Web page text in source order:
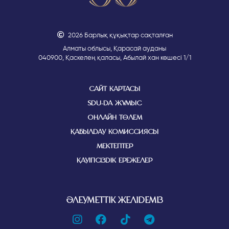
http://infomatrix.asia/
Білім-инновациялық лицейі”
– “Қостанай Білім-инновациялық
лицейін” бітірген SDU студенттері.
– Ай сайынғы стипендия мөлшері 20
– Шәкіртақы конкурсы студенттер
арасында өткізіледі.
2026 Барлық құқықтар сақталған
Алматы облысы, Қарасай ауданы
040900, Қаскелең қаласы, Абылай хан көшесі 1/1
САЙТ КАРТАСЫ
SDU-ДА ЖҰМЫС
ОНЛАЙН ТӨЛЕМ
ҚАБЫЛДАУ КОМИССИЯСЫ
МЕКТЕПТЕР
ҚАУІПСІЗДІК ЕРЕЖЕЛЕР
ӘЛЕУМЕТТІК ЖЕЛІДЕМІЗ